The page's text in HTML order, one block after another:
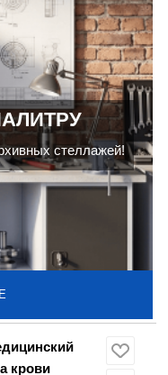
стеллажей!
крови